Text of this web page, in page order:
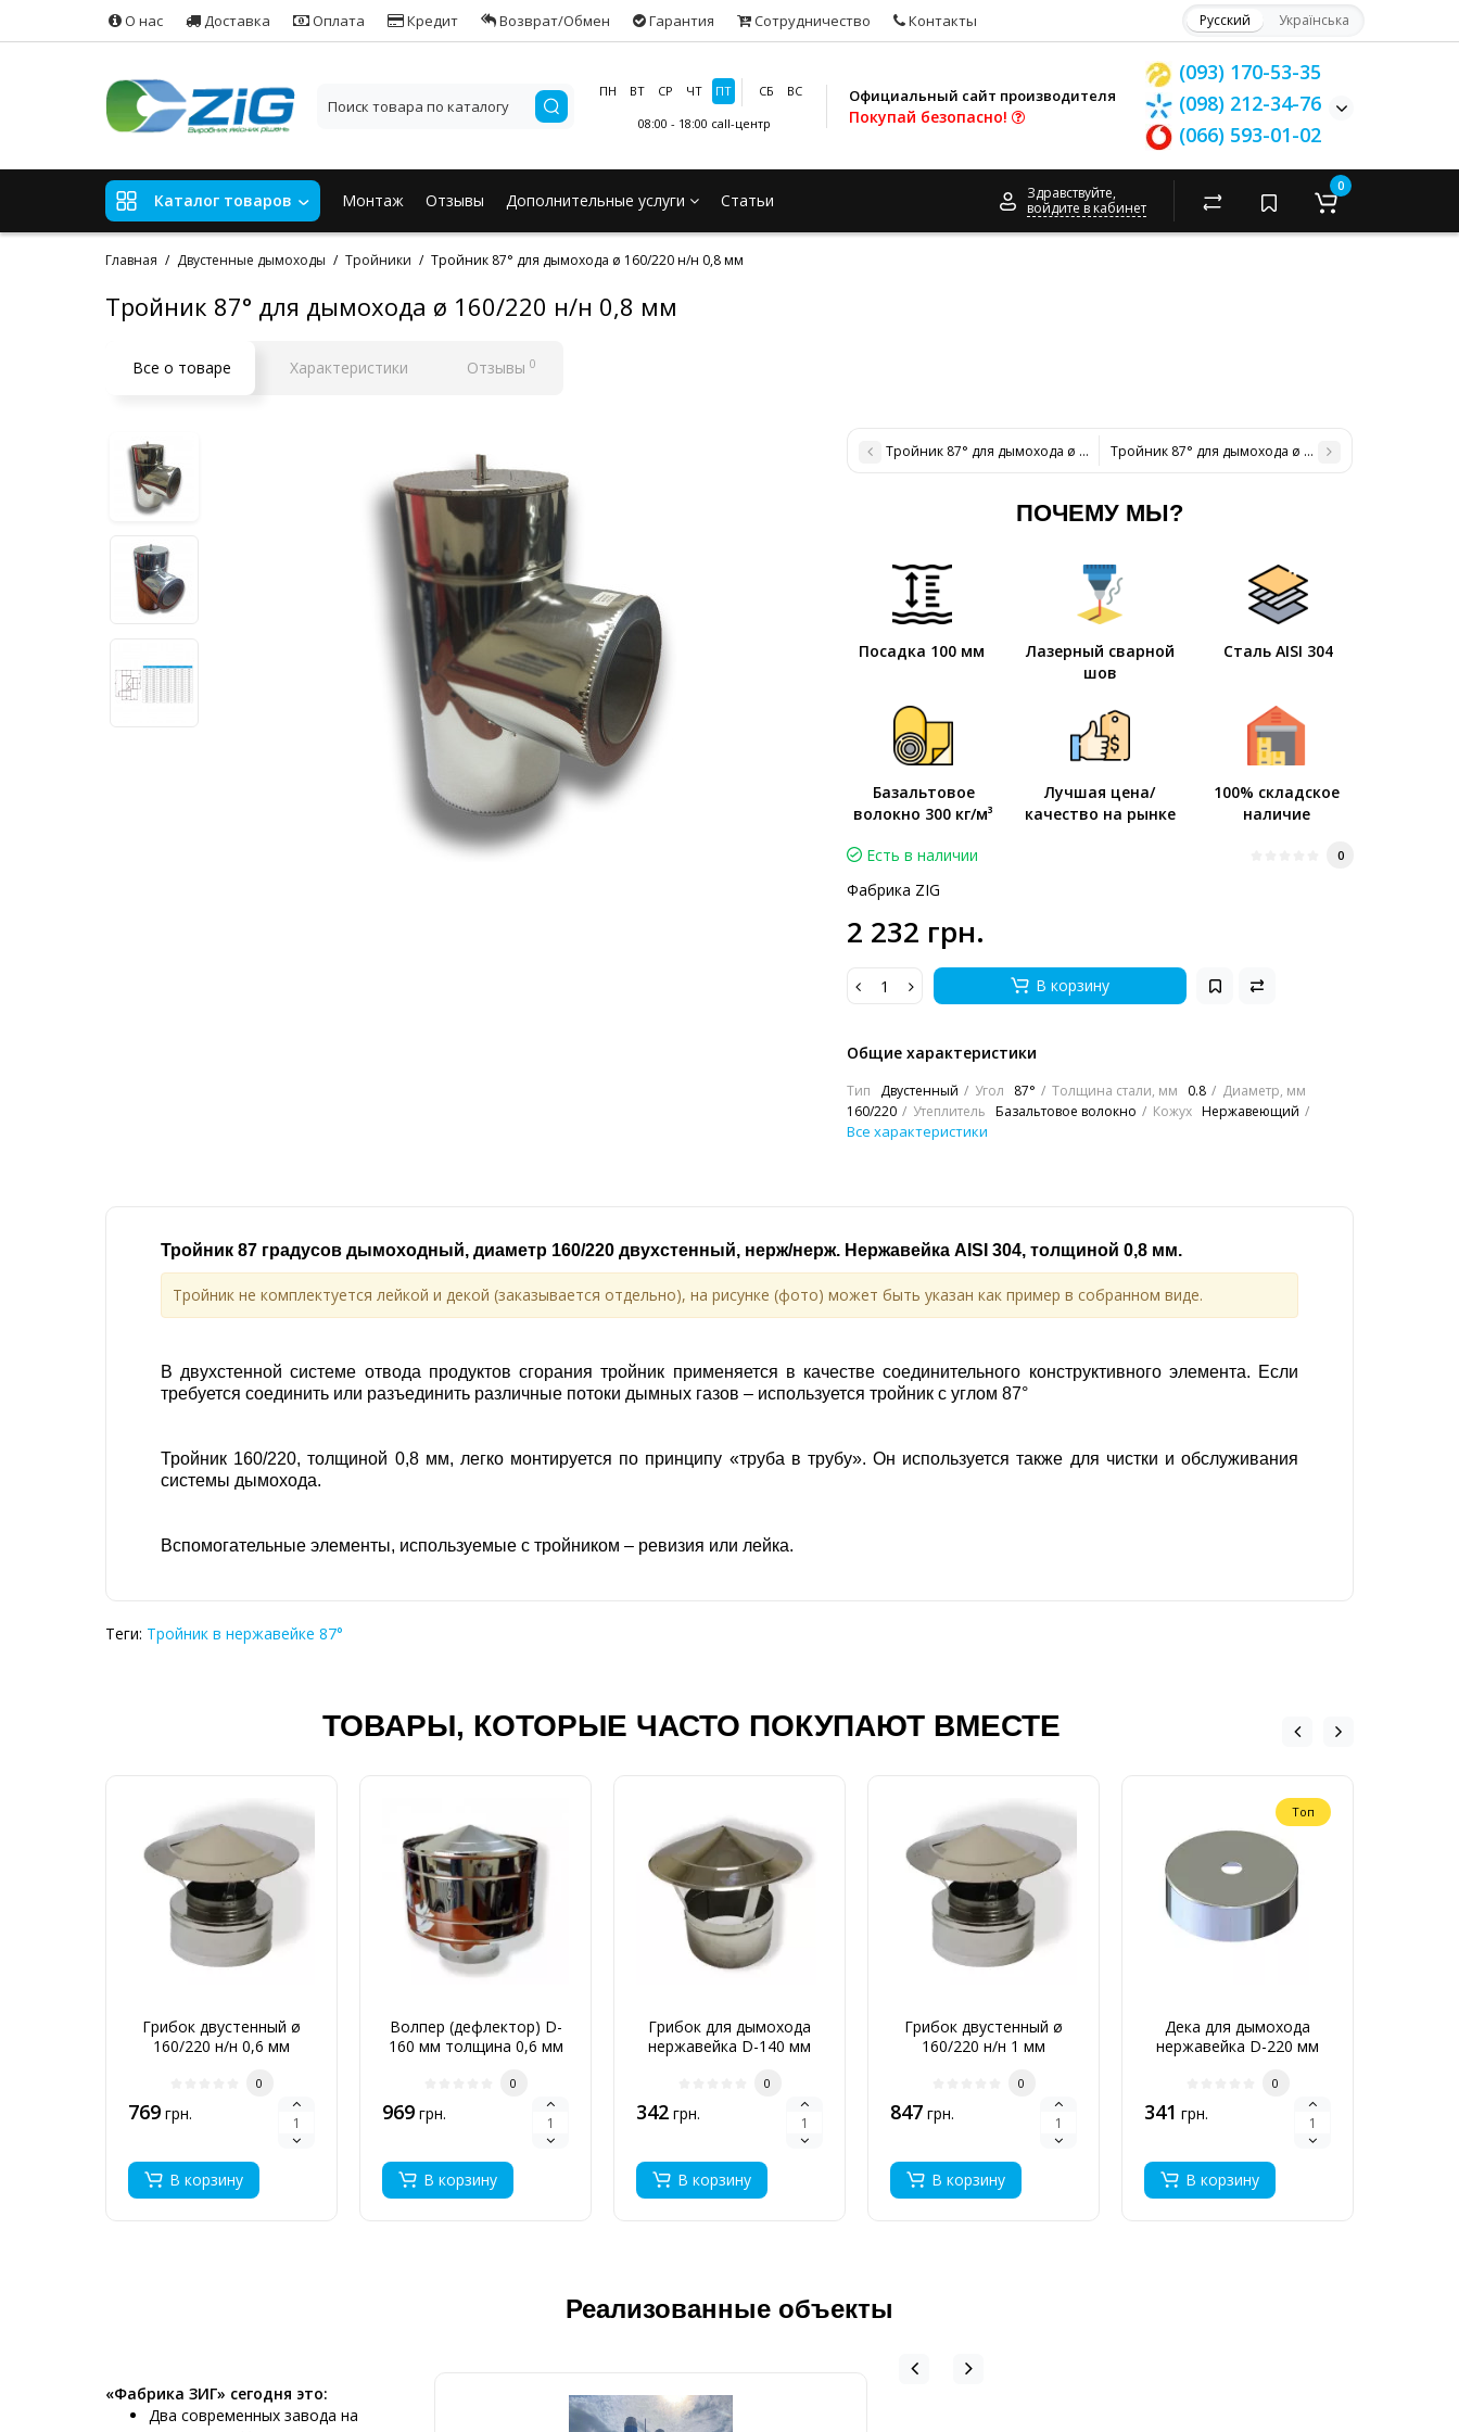
О нас Доставка Оплата Кредит Возврат/Обмен Гарантия Сотрудничество Контакты Русский Українська
ПН ВТ СР ЧТ ПТ СБ
ВС
08:00 - 18:00 call-центр
Официальный сайт производителя
Покупай безопасно!
(093) 170-53-35
(098) 212-34-76
(066) 593-01-02
Каталог товаров Монтаж Отзывы Дополнительные услуги Статьи
Здравствуйте,
войдите в кабинет
0
Главная Двустенные дымоходы Тройники Тройник 87° для дымохода ø 160/220 н/н 0,8 мм
Тройник 87° для дымохода ø 160/220 н/н 0,8 мм
Все о товаре Характеристики Отзывы 0
Тройник 87° для дымохода ø 150/220 н/н 0,8 ммТройник 87° для дымохода ø 180/250 н/н 0,8 мм
ПОЧЕМУ МЫ?
Посадка 100 мм
Лазерный сварной
шов
Сталь AISI 304
Базальтовое
волокно 300 кг/м³
Лучшая цена/
качество на рынке
100% складское
наличие
Есть в наличии
0
Фабрика ZIG
2 232 грн.
В корзину
Общие характеристики
Тип Двустенный Угол 87° Толщина стали, мм 0.8
Диаметр, мм
160/220
Утеплитель Базальтовое волокно Кожух Нержавеющий
Все характеристики
Тройник 87 градусов дымоходный, диаметр 160/220 двухстенный, нерж/нерж. Нержавейка AISI 304, толщиной 0,8 мм.
Тройник не комплектуется лейкой и декой (заказывается отдельно), на рисунке (фото) может быть указан как пример в собранном виде.
В двухстенной системе отвода продуктов сгорания тройник применяется в качестве соединительного конструктивного элемента. Если
требуется соединить или разъединить различные потоки дымных газов – используется тройник с углом 87°
Тройник 160/220, толщиной 0,8 мм, легко монтируется по принципу «труба в трубу». Он используется также для чистки и обслуживания
системы дымохода.
Вспомогательные элементы, используемые с тройником – ревизия или лейка.
Теги: Тройник в нержавейке 87°
ТОВАРЫ, КОТОРЫЕ ЧАСТО ПОКУПАЮТ ВМЕСТЕ
Грибок двустенный ø
160/220 н/н 0,6 мм
0
769 грн.
В корзину
Волпер (дефлектор) D-
160 мм толщина 0,6 мм
0
969 грн.
В корзину
Грибок для дымохода
нержавейка D-140 мм
0
342 грн.
В корзину
Грибок двустенный ø
160/220 н/н 1 мм
0
847 грн.
В корзину
Топ
Дека для дымохода
нержавейка D-220 мм
0
341 грн.
В корзину
Реализованные объекты
«Фабрика ЗИГ» сегодня это:
Два современных завода на